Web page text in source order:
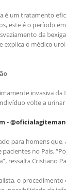
é um tratamento
este é o período
da
explica o médico
invasiva
volte a
-
para homens
no País.
ressalta Cristiano
o